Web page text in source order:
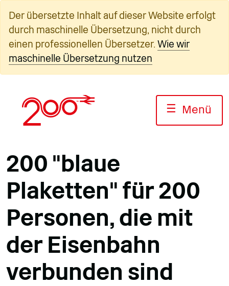
Inhalt
springen
Der übersetzte Inhalt auf dieser Website erfolgt
durch maschinelle Übersetzung, nicht durch
einen professionellen Übersetzer. Wie wir
maschinelle Übersetzung nutzen
☰ Menü
200 "blaue
Plaketten" für 200
Personen, die mit
der Eisenbahn
verbunden sind